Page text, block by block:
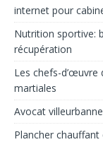
internet pour
Nutrition sportive:
récupération
Les chefs-d’œuvre
martiales
Avocat
Plancher